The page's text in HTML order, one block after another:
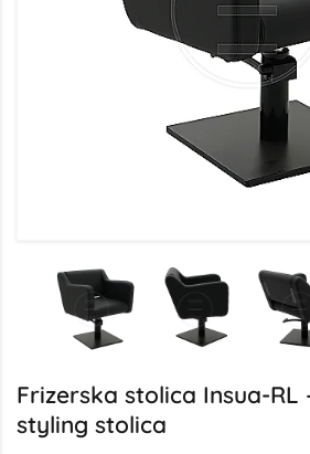
Frizerska stolica Insua-
styling stolica